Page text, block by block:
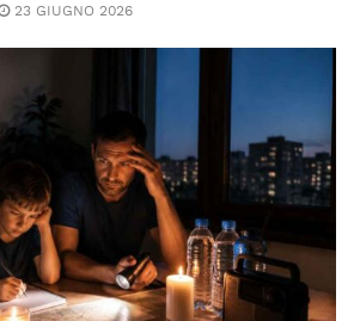
23 GIUGNO 2026